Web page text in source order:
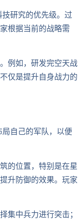
研究的优先级。过
根据当前的战略需
例如，研发完空天战
仅是提升自身战力的
自己的军队，以便
的位置，特别是在星
升防御的效果。玩家
集中兵力进行突击；